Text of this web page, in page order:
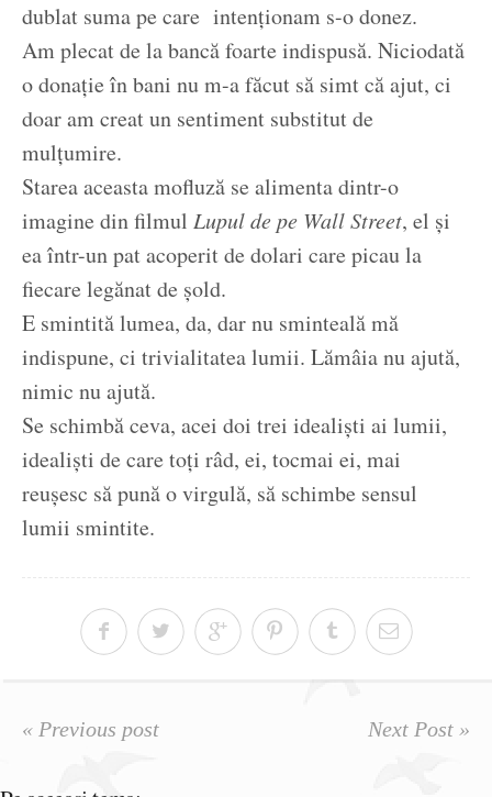
dublat suma pe care intenționam s-o donez.
Am plecat de la bancă foarte indispusă. Niciodată
o donație în bani nu m-a făcut să simt că ajut, ci
doar am creat un sentiment substitut de
mulțumire.
Starea aceasta mofluză se alimenta dintr-o
imagine din filmul Lupul de pe Wall Street, el și
ea într-un pat acoperit de dolari care picau la
fiecare legănat de șold.
E smintită lumea, da, dar nu sminteală mă
indispune, ci trivialitatea lumii. Lămâia nu ajută,
nimic nu ajută.
Se schimbă ceva, acei doi trei idealiști ai lumii,
idealiști de care toți râd, ei, tocmai ei, mai
reușesc să pună o virgulă, să schimbe sensul
lumii smintite.
« Previous post Next Post »